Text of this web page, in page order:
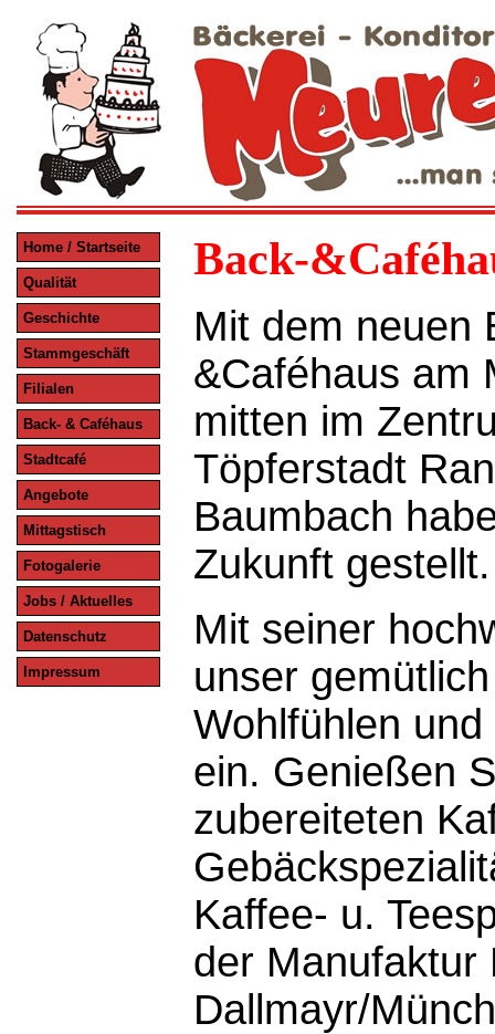
Home / Startseite
Qualität
Geschichte
Stammgeschäft
Filialen
Back- & Caféhaus
Stadtcafé
Angebote
Mittagstisch
Fotogalerie
Jobs / Aktuelles
Datenschutz
Impressum
Back-
Mit dem neuen
&Caféhaus am
mitten im
Töpferstadt
Baumbach
Zukunft gestellt.
Mit seiner
unser
Wohlfühlen
ein. Genießen
zubereiteten
Kaffee- u.
der Manufaktur
Dallmayr/